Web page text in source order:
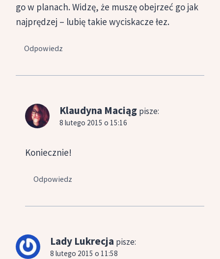
go w planach. Widzę, że muszę obejrzeć go jak
najprędzej – lubię takie wyciskacze łez.
Odpowiedz
Klaudyna Maciąg pisze:
8 lutego 2015 o 15:16
Koniecznie!
Odpowiedz
Lady Lukrecja pisze:
8 lutego 2015 o 11:58